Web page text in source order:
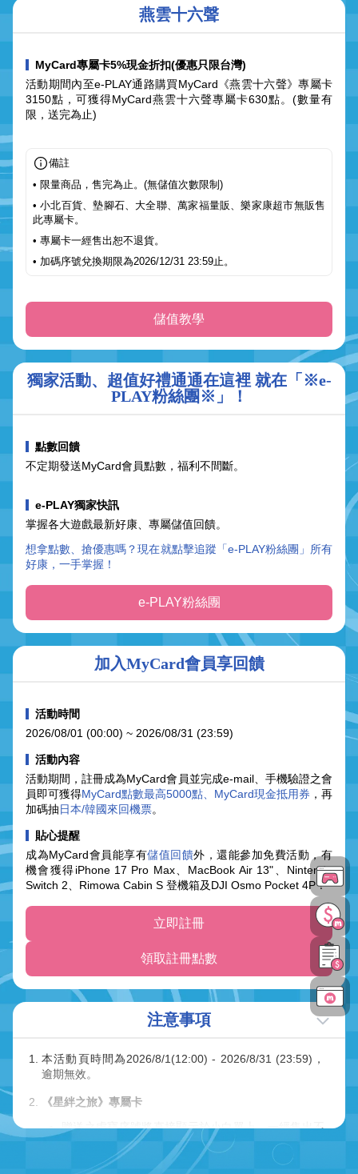
燕雲十六聲
MyCard專屬卡5%現金折扣(優惠只限台灣)
活動期間內至e-PLAY通路購買MyCard《燕雲十六聲》專屬卡
3150點，可獲得MyCard燕雲十六聲專屬卡630點。(數量有
限，送完為止)
備註
• 限量商品，售完為止。(無儲值次數限制)
• 小北百貨、墊腳石、大全聯、萬家福量販、樂家康超市無販售
此專屬卡。
• 專屬卡一經售出恕不退貨。
• 加碼序號兌換期限為2026/12/31 23:59止。
儲值教學
獨家活動、超值好禮通通在這裡 就在「※e-
PLAY粉絲團※」！
點數回饋
不定期發送MyCard會員點數，福利不間斷。
e-PLAY獨家快訊
掌握各大遊戲最新好康、專屬儲值回饋。
想拿點數、搶優惠嗎？現在就點擊追蹤「e-PLAY粉絲團」所有
好康，一手掌握！
e-PLAY粉絲團
加入MyCard會員享回饋
活動時間
2026/08/01 (00:00) ~ 2026/08/31 (23:59)
活動內容
活動期間，註冊成為MyCard會員並完成e-mail、手機驗證之會
員即可獲得MyCard點數最高5000點、MyCard現金抵用券 ，再
加碼抽日本/韓國來回機票。
貼心提醒
成為MyCard會員能享有儲值回饋外，還能參加免費活動，有
機會獲得iPhone 17 Pro Max、MacBook Air 13"、Nintendo
Switch 2、Rimowa Cabin S 登機箱及DJI Osmo Pocket 4P！
立即註冊
領取註冊點數
注意事項
本活動頁時間為2026/8/1(12:00) - 2026/8/31 (23:59)，
逾期無效。
《星絆之旅》專屬卡
贈送之虛寶序號將直接顯示於小白單上，一經售出不
得退貨；加碼序號兌換期限至2026/09/30 23:59止，
逾期無效；一組序號限用一次，每個遊戲帳號限儲值